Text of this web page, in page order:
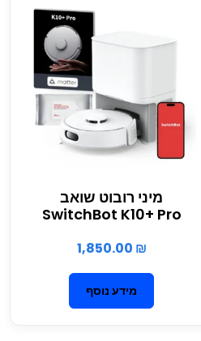
מיני רובוט שואב
SwitchBot K10+ Pro
1,850.00 ₪
מידע נוסף